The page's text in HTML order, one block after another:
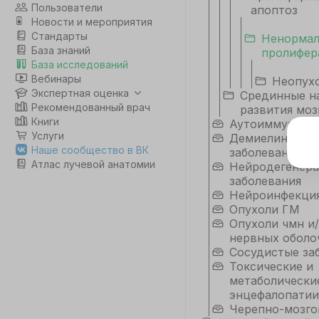
Пользователи
Новости и мероприятия
Стандарты
База знаний
База исследований
Вебинары
Экспертная оценка
Рекомендованный врач
Книги
Услуги
Наше сообщество в ВК
Атлас лучевой анатомии
апоптоз
Срединные
развития
Аутоиммунные
заболевания
заболевания
Опухоли ГМ
Опухоли чмн
нервных
Сосудистые
Токсические и
энцефалопатии
Черепно-